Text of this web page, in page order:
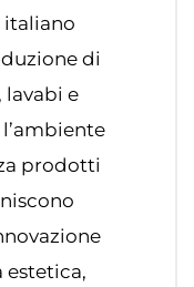
italiano
di
lavabi e
prodotti
estetica,